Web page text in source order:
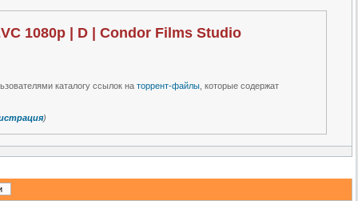
1080p | D | Condor Films Studio
каталогу ссылок наторрент-файлы , которые содержат
)